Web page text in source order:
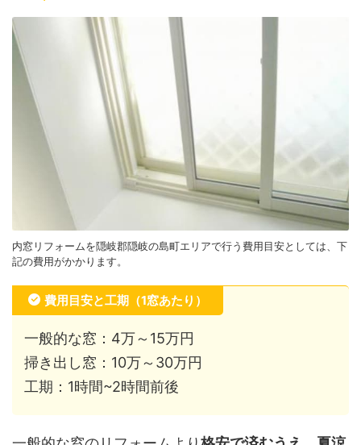
内窓リフォームを隠岐郡隠岐の島町エリアで行う費用目安としては、下
記の費用がかかります。
費用目安と工期（1窓あたり）
一般的な窓：4万～15万円
掃き出し窓：10万～30万円
工期：1時間~2時間前後